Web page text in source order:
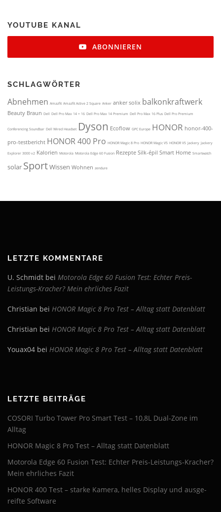
YOUTUBE KANAL
ABONNIEREN
SCHLAG­WÖRTER
LETZTE KOMMENTARE
U. Schmidt bei Motorola Edge 60 Fusion Test: Echter Preis-
Leistungs-Kracher? Mein ehrliches Fazit
Christian bei HONOR Magic 8 Pro Test – Alltag statt Datenblatt
Christian bei HONOR Magic 8 Pro Test – Alltag statt Datenblatt
Youax04 bei HONOR Magic 8 Pro Test – Alltag statt Datenblatt
LETZTE BEITRÄGE
COSORI Turbo Tower Pro Smart Test – 10,8L Dual-Zone im
Alltag
HONOR Magic 8 Pro Test – Alltag statt Datenblatt
Motorola Edge 60 Fusion Test: Echter Preis-Leistungs-Kracher?
Mein ehrliches Fazit
HONOR 400 Test – starke Kamera, helles Display und ausge­
reifte Software